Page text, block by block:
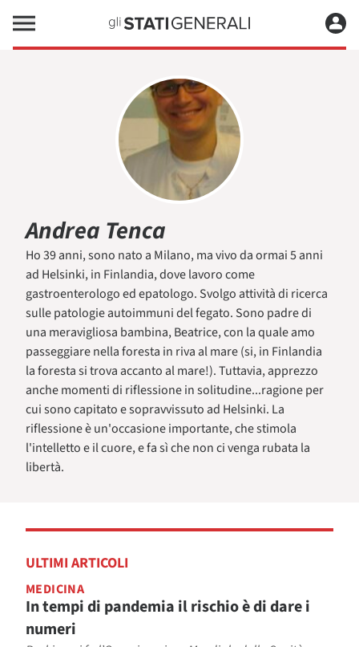
Andrea Tenca
Ho 39 anni, sono nato a Milano, ma vivo da ormai 5 anni
ad Helsinki, in Finlandia, dove lavoro come
gastroenterologo ed epatologo. Svolgo attività di ricerca
sulle patologie autoimmuni del fegato. Sono padre di
una meravigliosa bambina, Beatrice, con la quale amo
passeggiare nella foresta in riva al mare (si, in Finlandia
la foresta si trova accanto al mare!). Tuttavia, apprezzo
anche momenti di riflessione in solitudine...ragione per
cui sono capitato e sopravvissuto ad Helsinki. La
riflessione è un'occasione importante, che stimola
l'intelletto e il cuore, e fa sì che non ci venga rubata la
libertà.
ULTIMI ARTICOLI
MEDICINA
In tempi di pandemia il rischio è di dare i
numeri